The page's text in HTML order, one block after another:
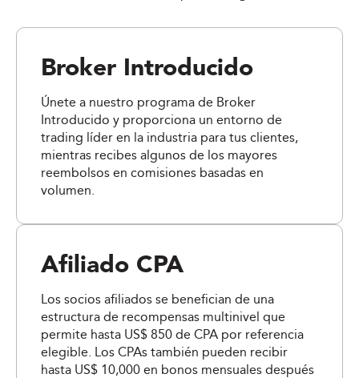
Broker Introducido
Únete a nuestro programa de Broker
Introducido y proporciona un entorno de
trading líder en la industria para tus clientes,
mientras recibes algunos de los mayores
reembolsos en comisiones basadas en
volumen.
Afiliado CPA
Los socios afiliados se benefician de una
estructura de recompensas multinivel que
permite hasta US$ 850 de CPA por referencia
elegible. Los CPAs también pueden recibir
hasta US$ 10,000 en bonos mensuales después